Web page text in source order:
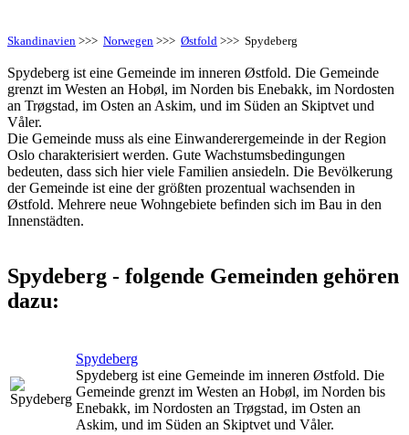
Skandinavien >>> Norwegen >>> Østfold >>> Spydeberg
Spydeberg ist eine Gemeinde im inneren Østfold. Die Gemeinde
grenzt im Westen an Hobøl, im Norden bis Enebakk, im Nordosten
an Trøgstad, im Osten an Askim, und im Süden an Skiptvet und
Våler.
Die Gemeinde muss als eine Einwanderergemeinde in der Region
Oslo charakterisiert werden. Gute Wachstumsbedingungen
bedeuten, dass sich hier viele Familien ansiedeln. Die Bevölkerung
der Gemeinde ist eine der größten prozentual wachsenden in
Østfold. Mehrere neue Wohngebiete befinden sich im Bau in den
Innenstädten.
Spydeberg - folgende Gemeinden gehören
dazu:
Spydeberg
Spydeberg ist eine Gemeinde im inneren Østfold. Die
Gemeinde grenzt im Westen an Hobøl, im Norden bis
Enebakk, im Nordosten an Trøgstad, im Osten an
Askim, und im Süden an Skiptvet und Våler.